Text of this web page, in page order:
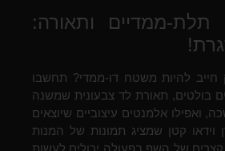
ממדיים ותאורה:
להיות משטח דו-ממדי? תחשבו
בולטים, תאורת לד צבעונית שמשנה
ואפילו אלמנטים עיצוביים שיוצאים
קטן שמציג תמונות של המנות
קצרים של השף בפעולה יכולים לעשות